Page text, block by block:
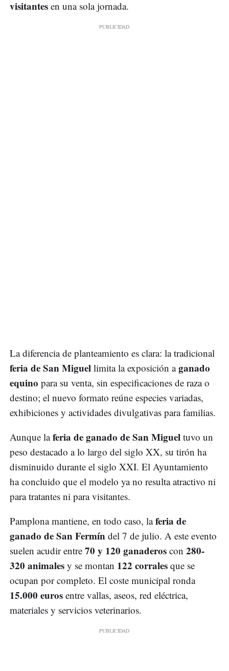
visitantes en una sola jornada.
La diferencia de planteamiento es clara: la tradicional
feria de San Miguel limita la exposición aganado
equino para su venta, sin especificaciones de raza o
destino; el nuevo formato reúne especies variadas,
exhibiciones y actividades divulgativas para familias.
Aunque laferia de ganado de San Miguel tuvo un
peso destacado a lo largo del siglo XX, su tirón ha
disminuido durante el siglo XXI. El Ayuntamiento
ha concluido que el modelo ya no resulta atractivo ni
para tratantes ni para visitantes.
Pamplona mantiene, en todo caso, laferia de
ganado de San Fermín del 7 de julio. A este evento
suelen acudir entre 70 y 120 ganaderos con 280-
320 animales y se montan 122 corrales que se
ocupan por completo. El coste municipal ronda
15.000 euros entre vallas, aseos, red eléctrica,
materiales y servicios veterinarios.